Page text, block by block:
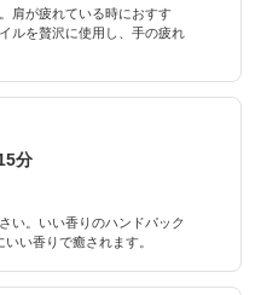
肩が疲れている時におすす
ルを贅沢に使用し、手の疲れ
分
い。いい香りのハンドパック
い香りで癒されます。